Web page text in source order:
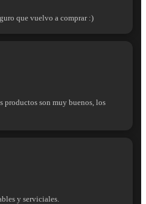
que vuelvo a comprar :)
productos son muy buenos, los
y serviciales.